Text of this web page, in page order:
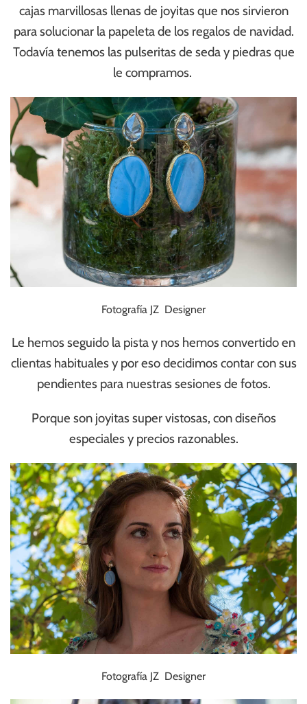
cajas marvillosas llenas de joyitas que nos sirvieron
para solucionar la papeleta de los regalos de navidad.
Todavía tenemos las pulseritas de seda y piedras que
le compramos.
Fotografía JZ Designer
Le hemos seguido la pista y nos hemos convertido en
clientas habituales y por eso decidimos contar con sus
pendientes para nuestras sesiones de fotos.
Porque son joyitas super vistosas, con diseños
especiales y precios razonables.
Fotografía JZ Designer